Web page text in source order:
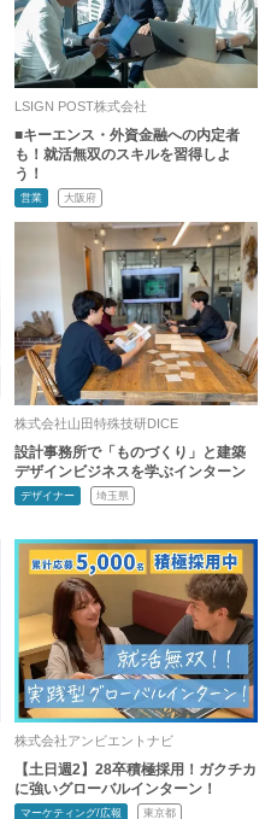
LSIGN POST株式会社
■キーエンス・外資金融への内定者
も！就活無双のスキルを習得しよ
う！
営業 大阪府
株式会社山田特殊技研DICE
設計事務所で「ものづくり」と建築
デザインビジネスを学ぶインターン
デザイナー 埼玉県
株式会社アンビエントナビ
【土日週2】28卒積極採用！ガクチカ
に強いグローバルインターン！
マーケティング/広報 東京都